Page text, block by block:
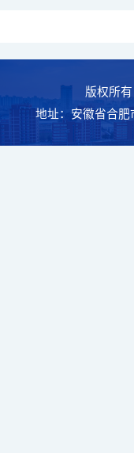
版权所
地址：安徽省合肥